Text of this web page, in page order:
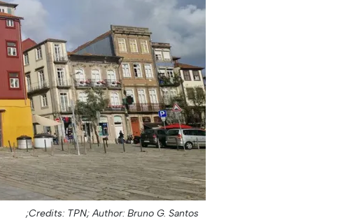
Credits: TPN; Author: Bruno G. Santos;